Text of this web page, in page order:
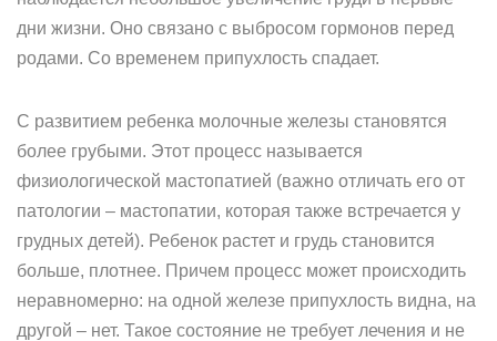
дни жизни. Оно связано с выбросом гормонов перед
родами. Со временем припухлость спадает.
С развитием ребенка молочные железы становятся
более грубыми. Этот процесс называется
физиологической мастопатией (важно отличать его от
патологии – мастопатии, которая также встречается у
грудных детей). Ребенок растет и грудь становится
больше, плотнее. Причем процесс может происходить
неравномерно: на одной железе припухлость видна, на
другой – нет. Такое состояние не требует лечения и не